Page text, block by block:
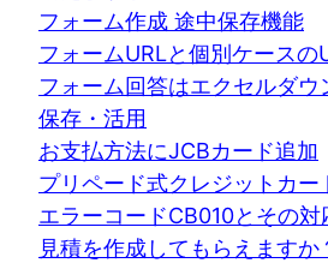
フォーム作成 途中保存機能
フォームURLと個別ケースの
フォーム回答はエクセルダウ
保存・活用
お支払方法にJCBカード追加
プリペード式クレジットカー
エラーコードCB010とその対
見積を作成してもらえますか